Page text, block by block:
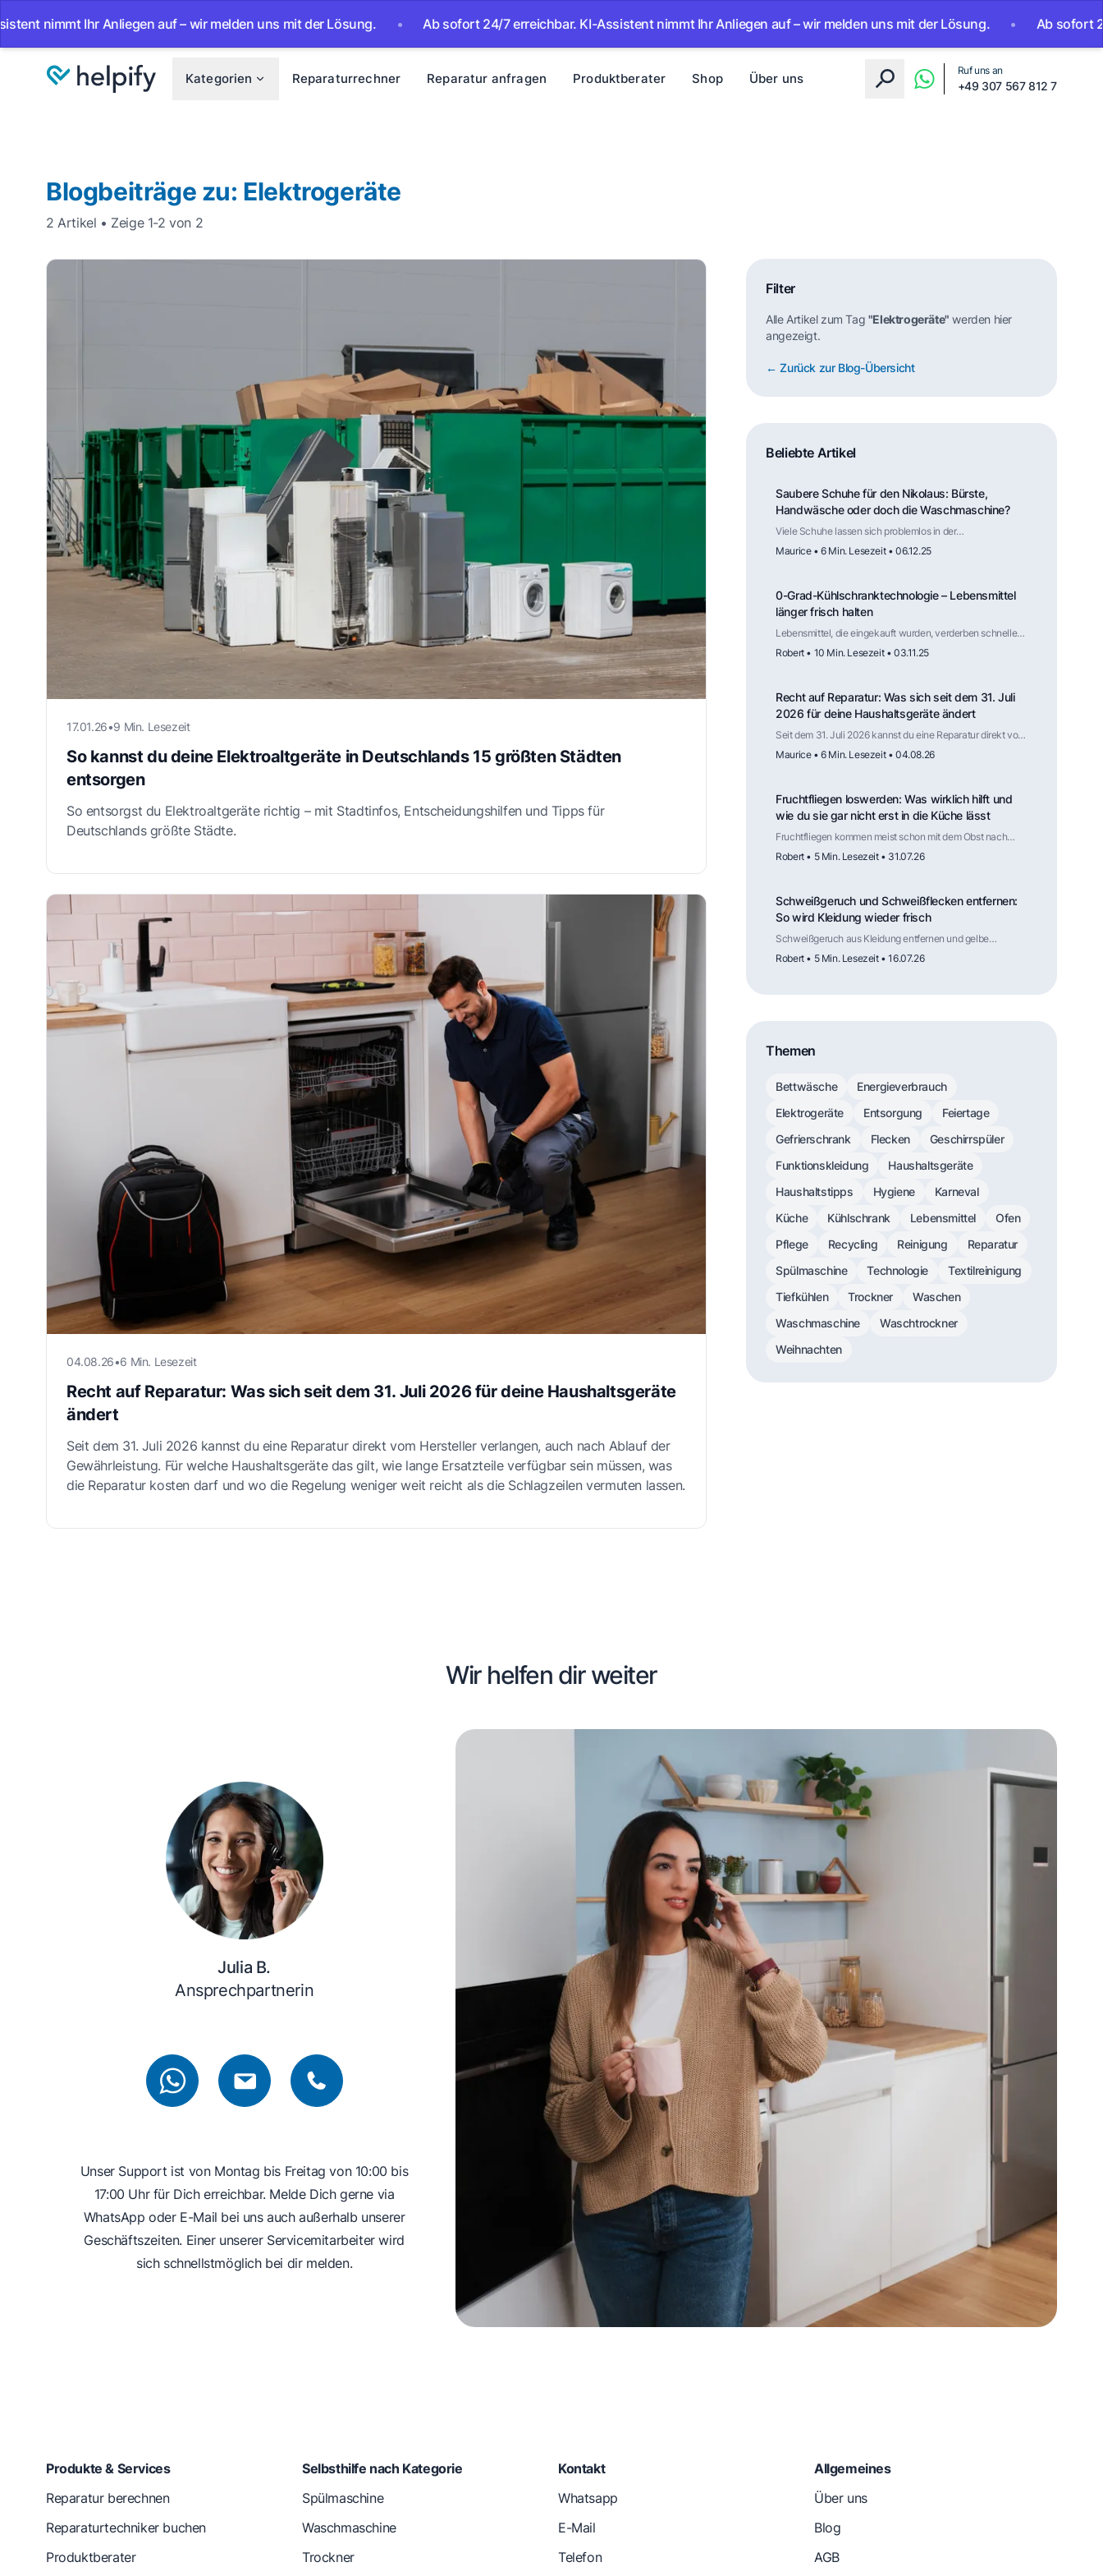
Ihr Anliegen auf – wir melden uns mit der Lösung. • Ab sofort 24/7 erreichbar. KI-Assistent nimmt Ihr Anliegen auf – wir melden uns mit der Lösung. • Ab sofort 24/7
Kategorien Reparaturrechner Reparatur anfragen Produktberater Shop Über uns
Ruf uns an
+49 307 567 812 7
Blogbeiträge zu: Elektrogeräte
2 Artikel • Zeige 1-2 von 2
17.01.26•9 Min. Lesezeit
So kannst du deine Elektroaltgeräte in Deutschlands 15 größten Städten
entsorgen
So entsorgst du Elektroaltgeräte richtig – mit Stadtinfos, Entscheidungshilfen und Tipps für
Deutschlands größte Städte.
04.08.26•6 Min. Lesezeit
Recht auf Reparatur: Was sich seit dem 31. Juli 2026 für deine Haushaltsgeräte
ändert
Seit dem 31. Juli 2026 kannst du eine Reparatur direkt vom Hersteller verlangen, auch nach Ablauf der
Gewährleistung. Für welche Haushaltsgeräte das gilt, wie lange Ersatzteile verfügbar sein müssen, was
die Reparatur kosten darf und wo die Regelung weniger weit reicht als die Schlagzeilen vermuten lassen.
Filter
Alle Artikel zum Tag "Elektrogeräte" werden hier
angezeigt.
← Zurück zur Blog-Übersicht
Beliebte Artikel
Saubere Schuhe für den Nikolaus: Bürste,
Handwäsche oder doch die Waschmaschine?
Viele Schuhe lassen sich problemlos in der
Waschmaschine reinigen, solange Material und Aufbau
dafür geeignet sind. Der Trockner hingegen ist selten
am nächsten Nikolaustag ohne viel Aufwand frisch vor der
Tür.
Maurice • 6 Min. Lesezeit • 06.12.25
0-Grad-Kühlschranktechnologie – Lebensmittel
länger frisch halten
Lebensmittel, die eingekauft wurden, verderben schneller
als geplant. Der folgende Artikel erklärt dir, wie die
sogenannte 0-Grad-Kühlschranktechnologie funktioniert.
Robert • 10 Min. Lesezeit • 03.11.25
Recht auf Reparatur: Was sich seit dem 31. Juli
2026 für deine Haushaltsgeräte ändert
Seit dem 31. Juli 2026 kannst du eine Reparatur direkt vom
Hersteller verlangen, auch nach Ablauf der
Gewährleistung. Für welche Haushaltsgeräte das gilt, wie
die Schlagzeilen vermuten lassen.
Maurice • 6 Min. Lesezeit • 04.08.26
Fruchtfliegen loswerden: Was wirklich hilft und
wie du sie gar nicht erst in die Küche lässt
Fruchtfliegen kommen meist schon mit dem Obst nach
Hause. Wie du die Fliegen wieder loswirst, welche Falle
tatsächlich funktioniert, warum Kälte die Vermehrung
Robert • 5 Min. Lesezeit • 31.07.26
Schweißgeruch und Schweißflecken entfernen:
So wird Kleidung wieder frisch
Schweißgeruch aus Kleidung entfernen und gelbe
Schweißflecken lösen: Ursachen verstehen, mit
Hausmitteln vorbehandeln und mit dem richtigen
Robert • 5 Min. Lesezeit • 16.07.26
Themen
Bettwäsche
Energieverbrauch
Elektrogeräte
Entsorgung
Feiertage
Gefrierschrank
Flecken
Geschirrspüler
Funktionskleidung
Haushaltsgeräte
Haushaltstipps
Hygiene
Karneval
Küche
Kühlschrank Lebensmittel
Ofen
Pflege
Recycling Reinigung
Reparatur
Spülmaschine
Technologie
Textilreinigung
Tiefkühlen
Trockner
Waschen
Waschmaschine
Waschtrockner
Weihnachten
Wir helfen dir weiter
Julia B.
Ansprechpartnerin
Unser Support ist von Montag bis Freitag von 10:00 bis
17:00 Uhr für Dich erreichbar. Melde Dich gerne via
WhatsApp oder E-Mail bei uns auch außerhalb unserer
Geschäftszeiten. Einer unserer Servicemitarbeiter wird
sich schnellstmöglich bei dir melden.
Produkte & Services
Reparatur berechnen
Reparaturtechniker buchen
Produktberater
Selbsthilfe nach Kategorie
Spülmaschine
Waschmaschine
Trockner
Kontakt
Whatsapp
E-Mail
Telefon
Allgemeines
Über uns
Blog
AGB